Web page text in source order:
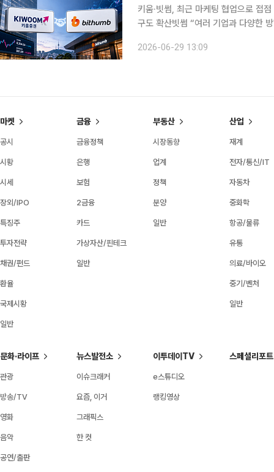
키움·빗썸, 최근 마케팅 협업으로 접
구도 확산빗썸 “여러 기업과 다양한 방향 논의 중…
확보 경쟁이 다시 주목받고 있다. 토
2026-06-29 13:09
마켓
공시
시황
시세
장외/IPO
특징주
투자전략
채권/펀드
환율
국제시황
일반
금융
금융정책
은행
보험
2금융
카드
가상자산/핀테크
일반
부동산
시장동향
업계
정책
분양
일반
산업
재계
전자/통신/IT
자동차
중화학
항공/물류
유통
의료/바이오
중기/벤처
일반
문화·라이프
관광
방송/TV
영화
음악
공연/출판
뉴스발전소
이슈크래커
요즘, 이거
그래픽스
한 컷
이투데이TV
e스튜디오
랭킹영상
스페셜리포트